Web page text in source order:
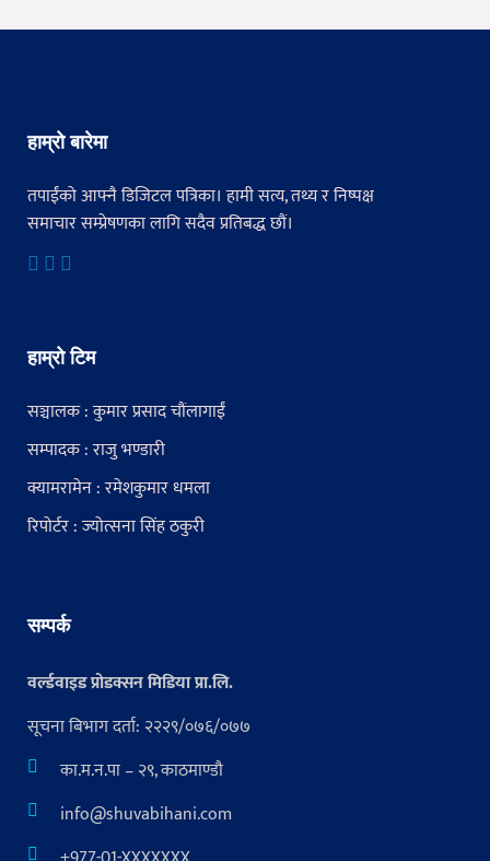
हाम्रो बारेमा
तपाईंको आफ्नै डिजिटल पत्रिका। हामी सत्य, तथ्य र निष्पक्ष
समाचार सम्प्रेषणका लागि सदैव प्रतिबद्ध छौं।
हाम्रो टिम
सञ्चालक : कुमार प्रसाद चौंलागाईं
सम्पादक : राजु भण्डारी
क्यामरामेन : रमेशकुमार धमला
रिपोर्टर : ज्योत्सना सिंह ठकुरी
सम्पर्क
वर्ल्डवाइड प्रोडक्सन मिडिया प्रा.लि.
सूचना बिभाग दर्ता: २२२९/०७६/०७७
का.म.न.पा – २९, काठमाण्डौ
info@shuvabihani.com